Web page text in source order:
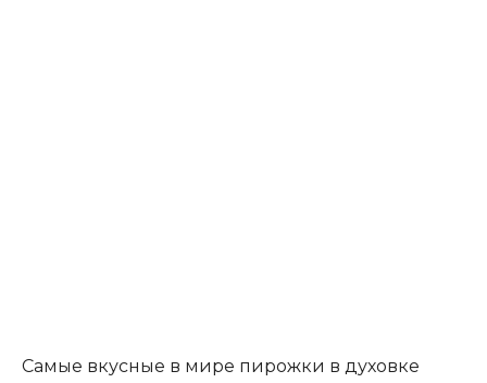
Самые вкусные в мире пирожки в духовке